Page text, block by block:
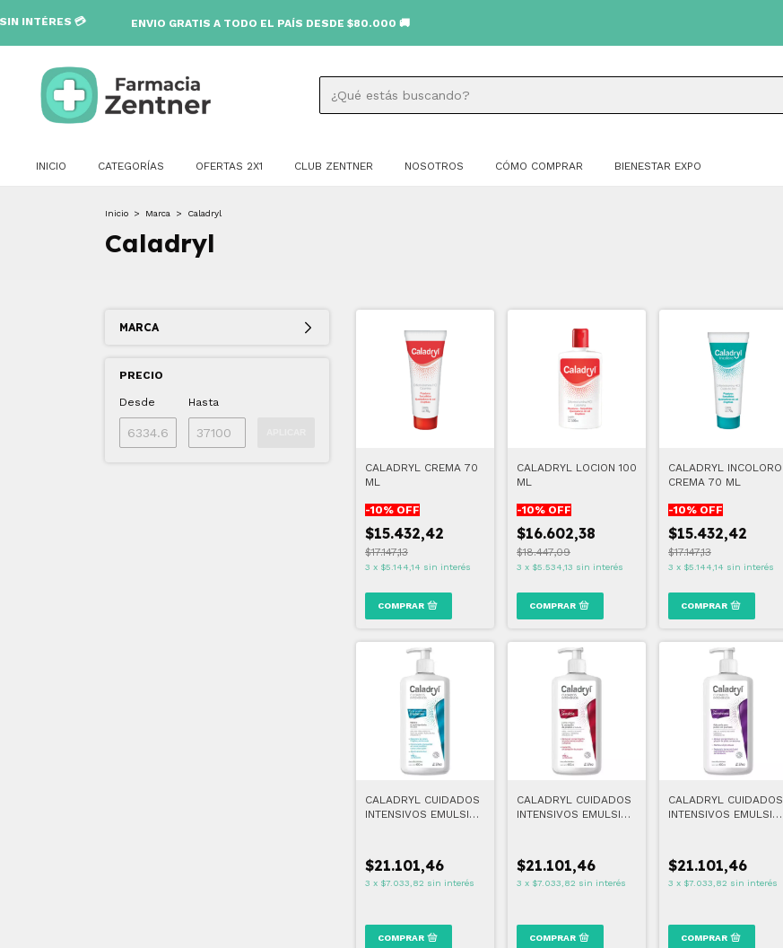
💳 ENVIO GRATIS A TODO EL PAÍS DESDE $80.000 🚚
INICIO CATEGORÍAS OFERTAS 2X1 CLUB ZENTNER NOSOTROS CÓMO COMPRAR BIENESTAR EXPO
Inicio > Marca > Caladryl
Caladryl
MARCA
PRECIO
Desde Hasta
CALADRYL CREMA 70
ML
-10% OFF
$15.432,42
$17.147,13
3 x $5.144,14 sin interés
CALADRYL LOCION 100
ML
-10% OFF
$16.602,38
$18.447,09
3 x $5.534,13 sin interés
CALADRYL INCOLORO
CREMA 70 ML
-10% OFF
$15.432,42
$17.147,13
3 x $5.144,14 sin interés
CALADRYL CUIDADOS
INTENSIVOS EMULSIÓN
$21.101,46
3 x $7.033,82 sin interés
CALADRYL CUIDADOS
INTENSIVOS EMULSIÓN
$21.101,46
3 x $7.033,82 sin interés
CALADRYL CUIDADOS
INTENSIVOS EMULSIÓN
ML
$21.101,46
3 x $7.033,82 sin interés